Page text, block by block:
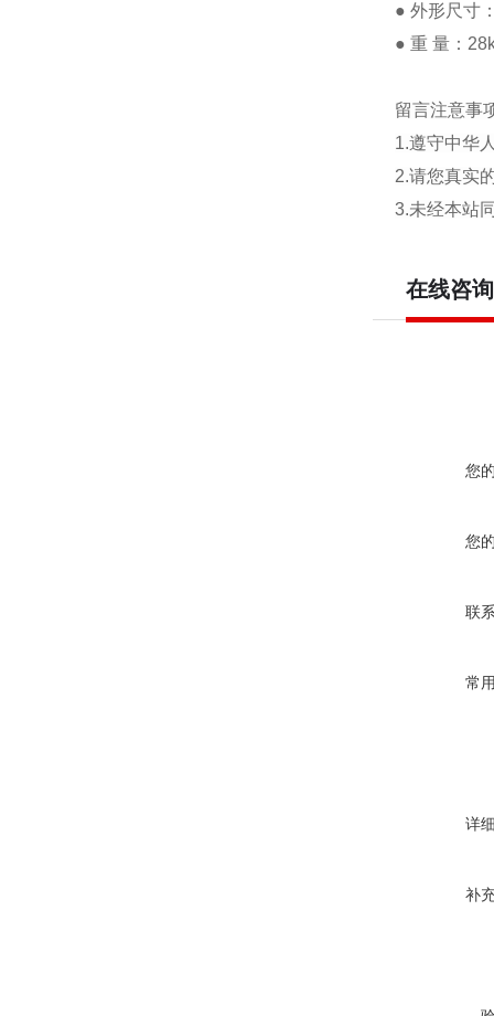
● 外形尺寸
● 重 量：
留言注意事
1.遵守中华
2.请您真实
3.未经本站
在线咨询
您
您
联
常
详
补